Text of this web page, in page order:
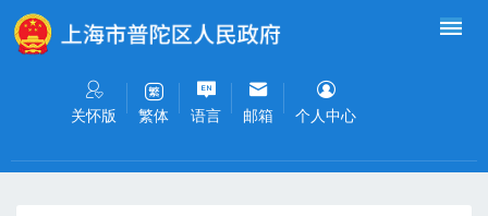
无障碍操作说明
关怀版 繁体 语言 邮箱 个人中心